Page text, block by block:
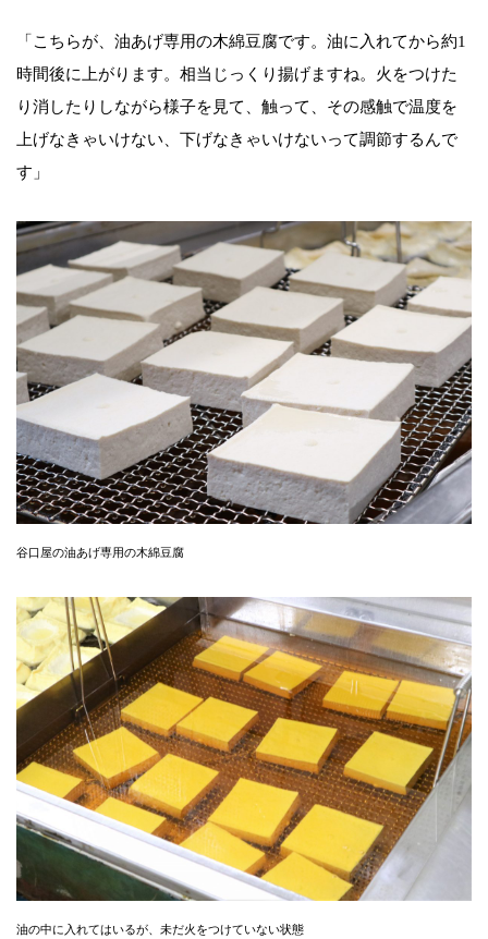
「こちらが、油あげ専用の木綿豆腐です。油に入れてから約1
時間後に上がります。相当じっくり揚げますね。火をつけた
り消したりしながら様子を見て、触って、その感触で温度を
上げなきゃいけない、下げなきゃいけないって調節するんで
す」
谷口屋の油あげ専用の木綿豆腐
油の中に入れてはいるが、未だ火をつけていない状態